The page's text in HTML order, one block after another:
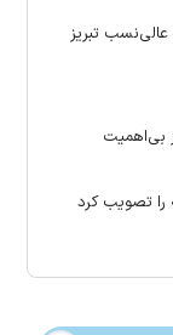
تبریز
بی‌اهمیت
را تصویب کرد